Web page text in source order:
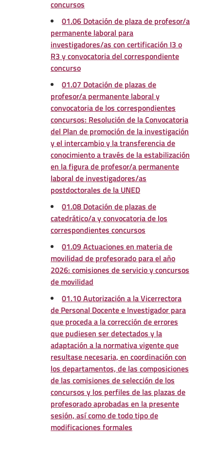
concursos
01.06 Dotación de plaza de profesor/a
permanente laboral para
investigadores/as con certificación I3 o
R3 y convocatoria del correspondiente
concurso
01.07 Dotación de plazas de
profesor/a permanente laboral y
convocatoria de los correspondientes
concursos: Resolución de la Convocatoria
del Plan de promoción de la investigación
y el intercambio y la transferencia de
conocimiento a través de la estabilización
en la figura de profesor/a permanente
laboral de investigadores/as
postdoctorales de la UNED
01.08 Dotación de plazas de
catedrático/a y convocatoria de los
correspondientes concursos
01.09 Actuaciones en materia de
movilidad de profesorado para el año
2026: comisiones de servicio y concursos
de movilidad
01.10 Autorización a la Vicerrectora
de Personal Docente e Investigador para
que proceda a la corrección de errores
que pudiesen ser detectados y la
adaptación a la normativa vigente que
resultase necesaria, en coordinación con
los departamentos, de las composiciones
de las comisiones de selección de los
concursos y los perfiles de las plazas de
profesorado aprobadas en la presente
sesión, así como de todo tipo de
modificaciones formales